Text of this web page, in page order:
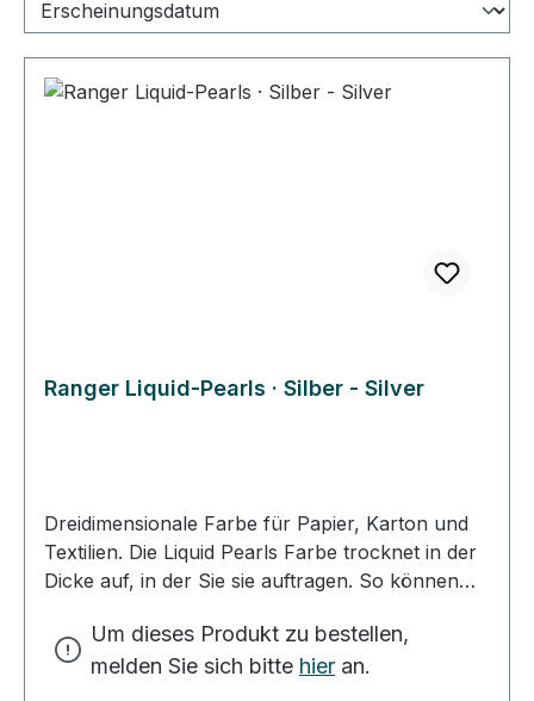
Ranger Liquid-Pearls · Silber - Silver
Dreidimensionale Farbe für Papier, Karton und
Textilien. Die Liquid Pearls Farbe trocknet in der
Dicke auf, in der Sie sie auftragen. So können
verzieren. Mit der besonders feinen Spitze des
Farbfläschchens können Sie dünne Linien und
Um dieses Produkt zu bestellen,
melden Sie sich bitte hier an.